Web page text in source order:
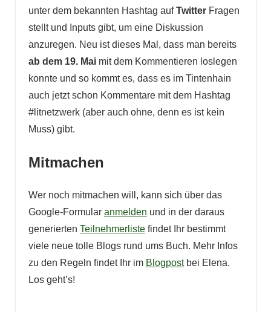
unter dem bekannten Hashtag aufTwitterFragen
stellt und Inputs gibt, um eine Diskussion
anzuregen. Neu ist dieses Mal, dass man bereits
ab dem 19. Maimit dem Kommentieren loslegen
konnte und so kommt es, dass es im Tintenhain
auch jetzt schon Kommentare mit dem Hashtag
#litnetzwerk (aber auch ohne, denn es ist kein
Muss) gibt.
Mitmachen
Wer noch mitmachen will, kann sich über das
Google-Formular anmelden und in der daraus
generierten Teilnehmerlistefindet Ihr bestimmt
viele neue tolle Blogs rund ums Buch. Mehr Infos
zu den Regeln findet Ihr im Blogpostbei Elena.
Los geht’s!